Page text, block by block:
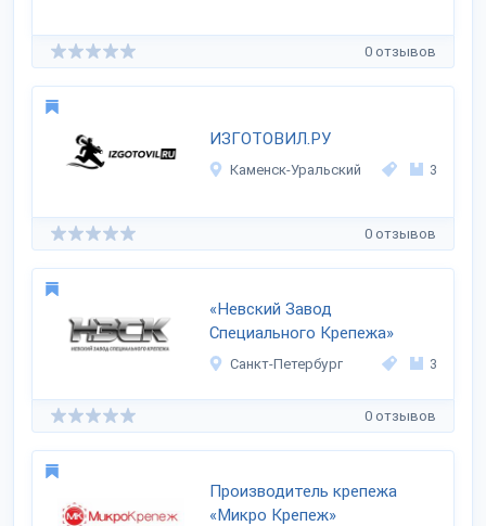
0 отзывов
ИЗГОТОВИЛ.РУ
Каменск-Уральский 3
0 отзывов
«Невский Завод
Специального Крепежа»
Санкт-Петербург 3
0 отзывов
Производитель крепежа
«Микро Крепеж»